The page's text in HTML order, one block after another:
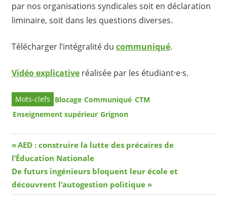
par nos organisations syndicales soit en déclaration
liminaire, soit dans les questions diverses.
Télécharger l’intégralité du communiqué.
Vidéo explicativeréalisée par les étudiant⸱e⸱s.
Blocage Communiqué CTM
Enseignement supérieur Grignon
Navigation
de
l’article
Article
précédent
AED : construire la lutte des précaires de
l’Éducation Nationale
Article
suivant
De futurs ingénieurs bloquent leur école et
découvrent l’autogestion politique